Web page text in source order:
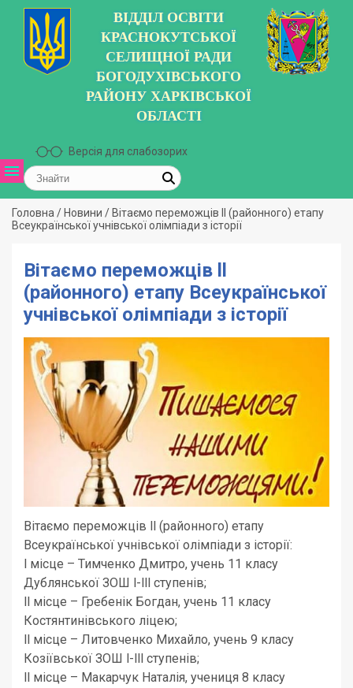
ВІДДІЛ ОСВІТИ
КРАСНОКУТСЬКОЇ
СЕЛИЩНОЇ РАДИ
БОГОДУХІВСЬКОГО
РАЙОНУ ХАРКІВСЬКОЇ
ОБЛАСТІ
Версія для слабозорих
Головна / Новини / Вітаємо переможців ll (районного) етапу
Всеукраїнської учнівської олімпіади з історії
Вітаємо переможців ll
(районного) етапу Всеукраїнської
учнівської олімпіади з історії
Вітаємо переможців ll (районного) етапу
Всеукраїнської учнівської олімпіади з історії:
l місце – Тимченко Дмитро, учень 11 класу
Дублянської ЗОШ l-lll ступенів;
ll місце – Гребенік Богдан, учень 11 класу
Костянтинівського ліцею;
ll місце – Литовченко Михайло, учень 9 класу
Козіївської ЗОШ l-lll ступенів;
ll місце – Макарчук Наталія, учениця 8 класу